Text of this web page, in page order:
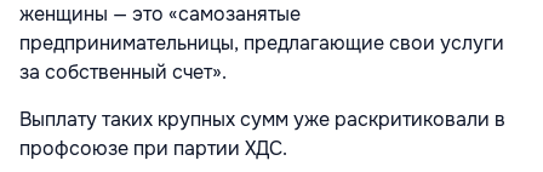
женщины — это «самозанятые
предпринимательницы, предлагающие свои услуги
за собственный счет».
Выплату таких крупных сумм уже раскритиковали в
профсоюзе при партии ХДС.